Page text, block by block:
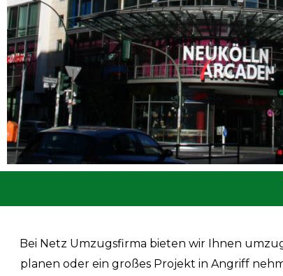
Bei Netz Umzugsfirma bieten wir Ihnen
planen oder ein großes Projekt in Angriff